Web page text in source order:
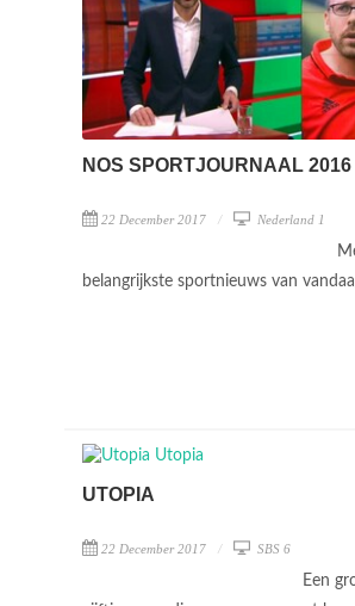
NOS SPORTJOURNAAL 2016
22 December 2017 Nederland 1
belangrijkste sportnieuws van
UTOPIA
22 December 2017 SBS 6
Een